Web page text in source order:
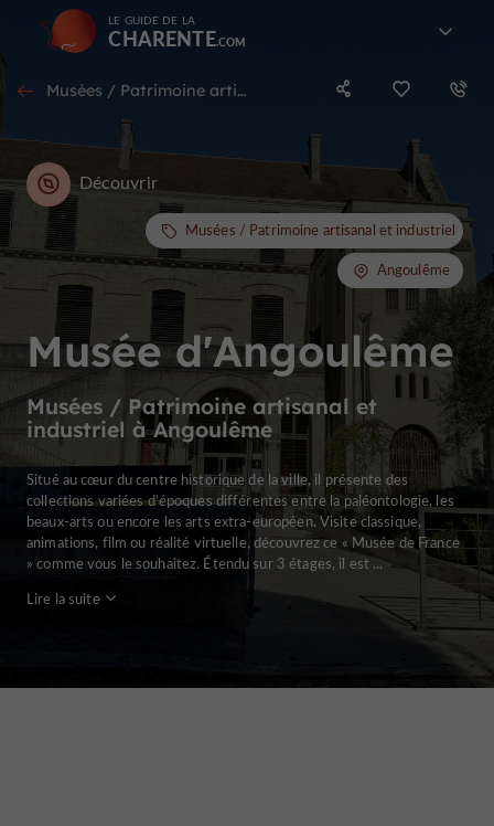
LE GUIDE DE LA
CHARENTE
Musées / Patrimoine artisanal et industriel à Angoulême
Musée d'Angoulême
Musées / Patrimoine artisanal et
industriel à Angoulême
Découvrir
Musées / Patrimoine artisanal et industriel
Angoulême
Situé au cœur du centre historique de la ville, il présente des
collections variées d’époques différentes entre la paléontologie, les
beaux-arts ou encore les arts extra-européen. Visite classique,
animations, film ou réalité virtuelle, découvrez ce « Musée de France
» comme vous le souhaitez. Étendu sur 3 étages, il est ...
Lire la suite